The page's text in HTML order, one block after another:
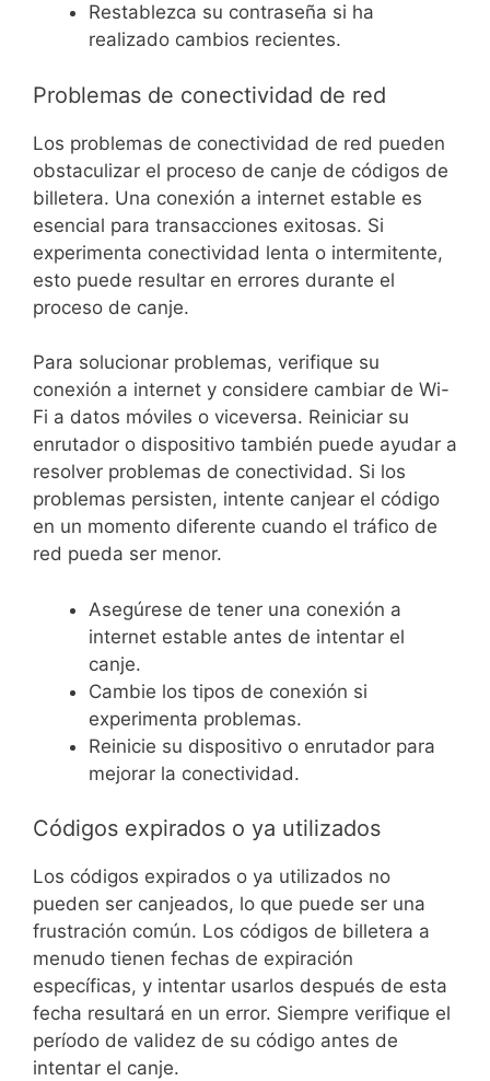
Restablezca su contraseña si ha
realizado cambios recientes.
Problemas de conectividad de red
Los problemas de conectividad de red pueden
obstaculizar el proceso de canje de códigos de
billetera. Una conexión a internet estable es
esencial para transacciones exitosas. Si
experimenta conectividad lenta o intermitente,
esto puede resultar en errores durante el
proceso de canje.
Para solucionar problemas, verifique su
conexión a internet y considere cambiar de Wi-
Fi a datos móviles o viceversa. Reiniciar su
enrutador o dispositivo también puede ayudar a
resolver problemas de conectividad. Si los
problemas persisten, intente canjear el código
en un momento diferente cuando el tráfico de
red pueda ser menor.
Asegúrese de tener una conexión a
internet estable antes de intentar el
canje.
Cambie los tipos de conexión si
experimenta problemas.
Reinicie su dispositivo o enrutador para
mejorar la conectividad.
Códigos expirados o ya utilizados
Los códigos expirados o ya utilizados no
pueden ser canjeados, lo que puede ser una
frustración común. Los códigos de billetera a
menudo tienen fechas de expiración
específicas, y intentar usarlos después de esta
fecha resultará en un error. Siempre verifique el
período de validez de su código antes de
intentar el canje.